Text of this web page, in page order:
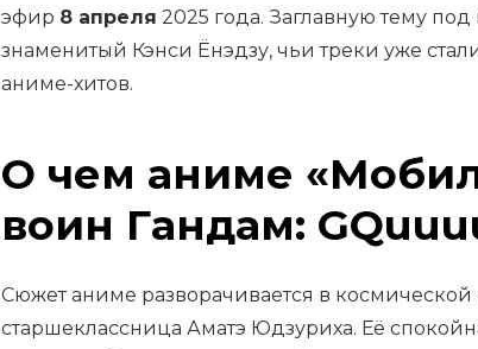
эфир 8 апреля 2025 года. Заглавную тему
знаменитый Кэнси Ёнэдзу, чьи треки уже
аниме-хитов.
О чем аниме
воин Гандам:
Сюжет аниме разворачивается в
старшеклассница Аматэ Юдзуриха. Её